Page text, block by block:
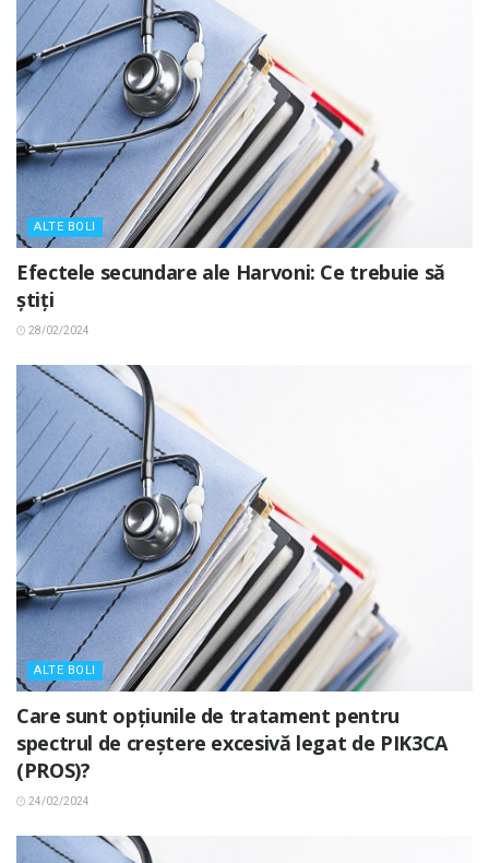
ALTE BOLI
Efectele secundare ale Harvoni: Ce trebuie să
știți
28/02/2024
ALTE BOLI
Care sunt opțiunile de tratament pentru
spectrul de creștere excesivă legat de PIK3CA
(PROS)?
24/02/2024